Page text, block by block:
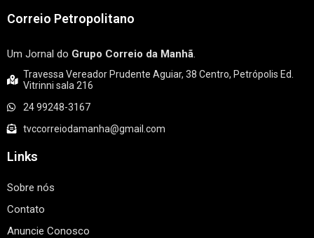
Correio Petropolitano
Um Jornal do Grupo Correio da Manhã.
Travessa Vereador Prudente Aguiar, 38 Centro, Petrópolis Ed.
Vitrinni sala 216
24 99248-3167
tvccorreiodamanha@gmail.com
Links
Sobre nós
Contato
Anuncie Conosco